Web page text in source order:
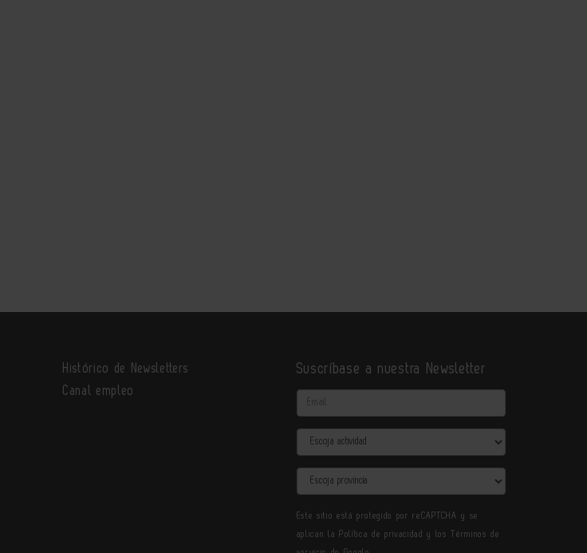
Histórico de Newsletters
Canal empleo
Suscríbase a nuestra Newsletter
Email
Actividad
Provincia
Este sitio está protegido por reCAPTCHA y se
aplican la Política de privacidad y los Términos de